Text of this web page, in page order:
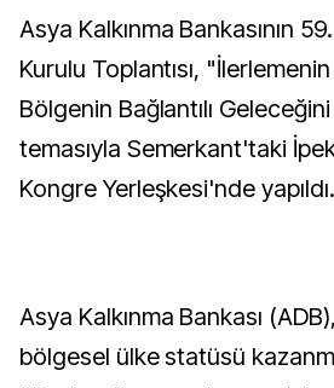
Asya Kalkınma Bankasının
Kurulu Toplantısı,
Bölgenin Bağlantılı
temasıyla Semerkant'taki
Kongre Yerleşkesi'nde yapıldı.
Asya Kalkınma Bankası
bölgesel ülke statüsü